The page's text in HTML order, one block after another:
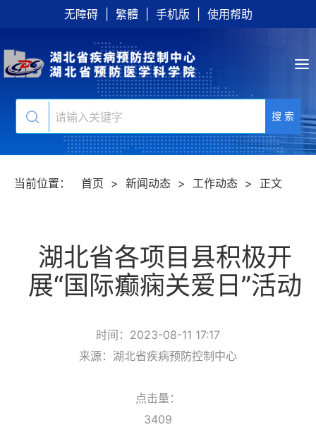
无障碍 繁體 手机版 使用帮助
搜 索
当前位置： 首页 > 新闻动态 > 工作动态 > 正文
湖北省各项目县积极开
展“国际癫痫关爱日”活动
时间：2023-08-11 17:17
来源：湖北省疾病预防控制中心
点击量：
3409